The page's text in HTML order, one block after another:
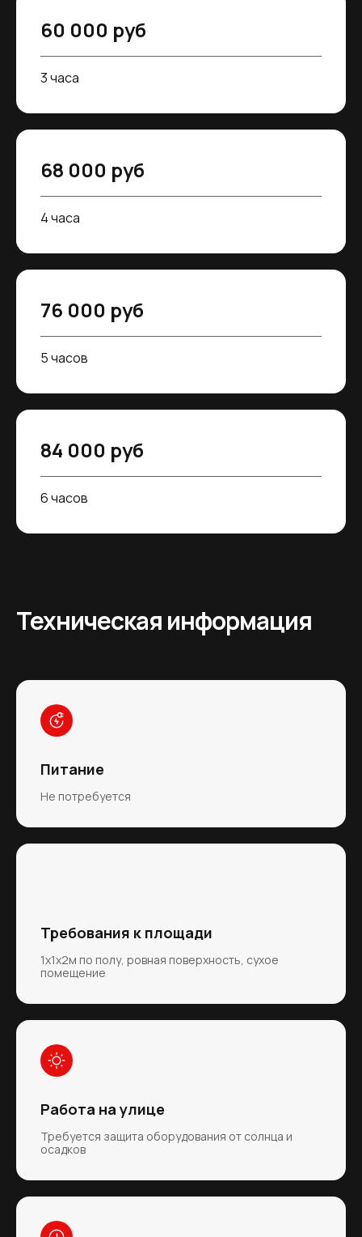
60 000 руб
3 часа
68 000 руб
4 часа
76 000 руб
5 часов
84 000 руб
6 часов
Техническая информация
Питание
Не потребуется
Требования к площади
1х1х2м по полу, ровная поверхность, сухое
помещение
Работа на улице
Требуется защита оборудования от солнца и
осадков